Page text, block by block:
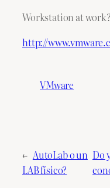
Workstation at work?
http://
VMware
← AutoLab o un
LAB físico?
Do